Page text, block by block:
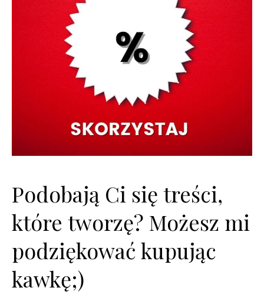
Podobają Ci się treści,
które tworzę? Możesz mi
podziękować kupując
kawkę;)